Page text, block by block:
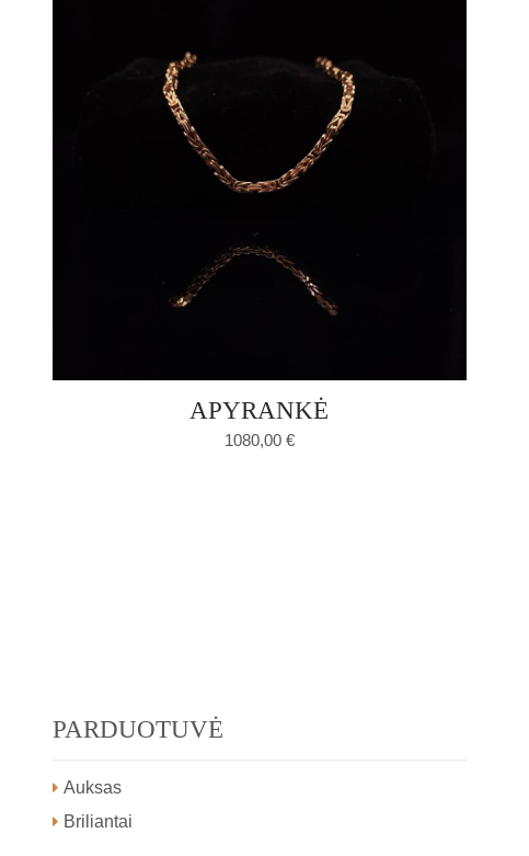
APYRANKĖ
1080,00 €
PARDUOTUVĖ
Auksas
Briliantai